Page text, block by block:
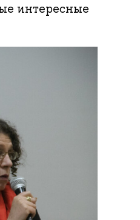
интересные